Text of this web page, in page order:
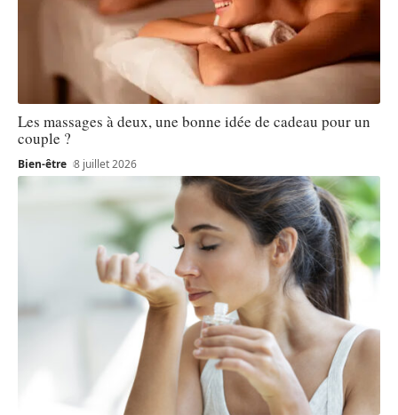
Les massages à deux, une bonne idée de cadeau pour un
couple ?
Bien-être 8 juillet 2026